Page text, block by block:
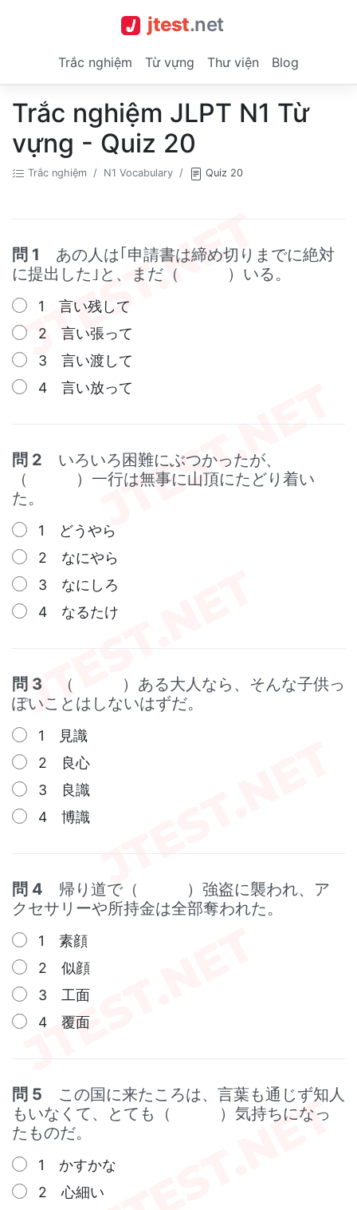
jtest.net
Trắc nghiệm Từ vựng Thư viện Blog
Trắc nghiệm JLPT N1 Từ
vựng - Quiz 20
Trắc nghiệm N1 Vocabulary Quiz 20
問 1 あの人は｢申請書は締め切りまでに絶対
に提出した｣と、まだ（ ）いる。
1 言い残して
2 言い張って
3 言い渡して
4 言い放って
問 2 いろいろ困難にぶつかったが、
（ ）一行は無事に山頂にたどり着い
た。
1 どうやら
2 なにやら
3 なにしろ
4 なるたけ
問 3 （ ）ある大人なら、そんな子供っ
ぽいことはしないはずだ。
1 見識
2 良心
3 良識
4 博識
問 4 帰り道で（ ）強盗に襲われ、ア
クセサリーや所持金は全部奪われた。
1 素顔
2 似顔
3 工面
4 覆面
問 5 この国に来たころは、言葉も通じず知人
もいなくて、とても（ ）気持ちになっ
たものだ。
1 かすかな
2 心細い